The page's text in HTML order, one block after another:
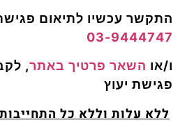
התקשר עכשיו לתיאום פגישת
03-9444747
ו/או השאר פרטיך באתר,
פגישת יעוץ
ללא עלות וללא כל